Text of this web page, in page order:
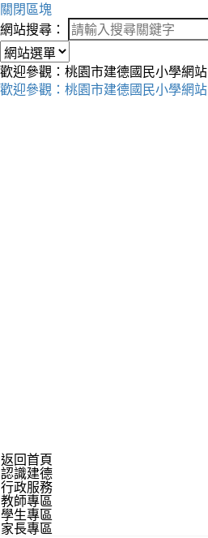
關閉區塊
網站搜尋：
歡迎參觀：桃園市建德國民小學網站
歡迎參觀：桃園市建德國民小學網站
返回首頁
認識建德
行政服務
教師專區
學生專區
家長專區